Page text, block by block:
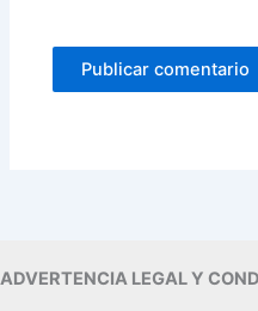
ADVERTENCIA LEGAL Y